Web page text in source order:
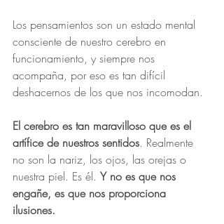
Los pensamientos son un estado mental
consciente de nuestro cerebro en
funcionamiento, y siempre nos
acompaña, por eso es tan difícil
deshacernos de los que nos incomodan.
El cerebro es tan maravilloso que es el
artífice de nuestros sentidos. Realmente
no son la nariz, los ojos, las orejas o
nuestra piel. Es él. Y no es que nos
engañe, es que nos proporciona
ilusiones.